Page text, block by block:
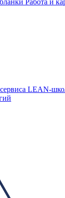
LEAN-